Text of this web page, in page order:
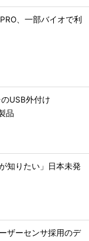
、一部バイオで利
USB外付け
品
知りたい」日本未発
ザーセンサ採用のデ